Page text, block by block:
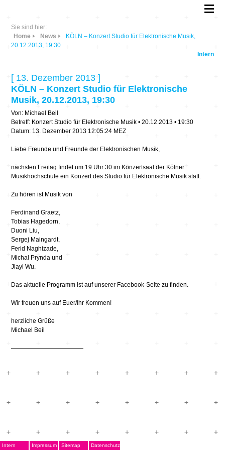
Sie sind hier:
Home
News
KÖLN – Konzert Studio für Elektronische Musik,
20.12.2013, 19:30
Intern
[ 13. Dezember 2013 ]
KÖLN – Konzert Studio für Elektronische
Musik, 20.12.2013, 19:30
Von: Michael Beil
Betreff: Konzert Studio für Elektronische Musik • 20.12.2013 • 19:30
Datum: 13. Dezember 2013 12:05:24 MEZ
Liebe Freunde und Freunde der Elektronischen Musik,
nächsten Freitag findet um 19 Uhr 30 im Konzertsaal der Kölner
Musikhochschule ein Konzert des Studio für Elektronische Musik statt.
Zu hören ist Musik von
Ferdinand Graetz,
Tobias Hagedorn,
Duoni Liu,
Sergej Maingardt,
Ferid Naghizade,
Michal Prynda und
Jiayi Wu.
Das aktuelle Programm ist auf unserer Facebook-Seite zu finden.
Wir freuen uns auf Euer/Ihr Kommen!
herzliche Grüße
Michael Beil
————————————
Intern Impressum Sitemap Datenschutz